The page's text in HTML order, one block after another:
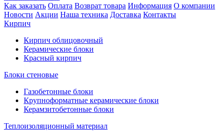
Как заказать Оплата Возврат товара Информация О компании
Новости Акции Наша техника Доставка Контакты
Кирпич
Кирпич облицовочный
Керамические блоки
Красный кирпич
Блоки стеновые
Газобетонные блоки
Крупноформатные керамические блоки
Керамзитобетонные блоки
Теплоизоляционный материал